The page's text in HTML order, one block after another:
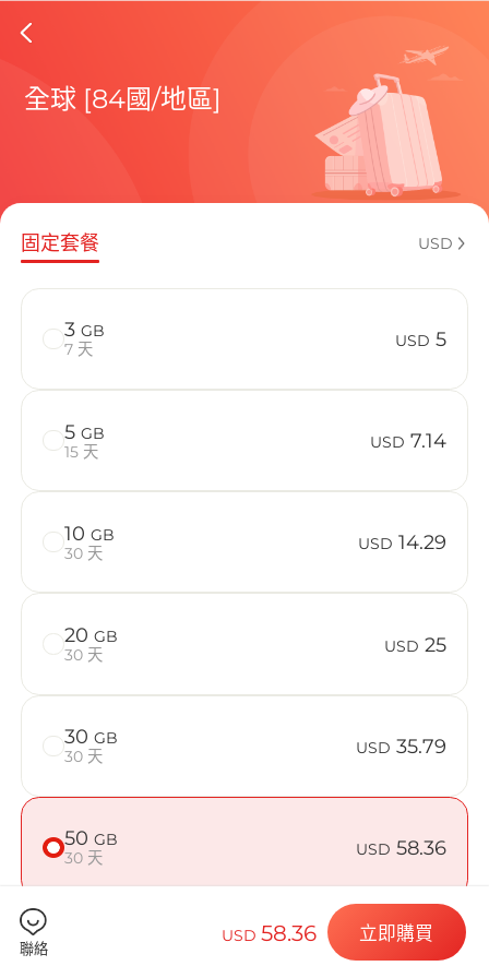
Canada
包含目前
如何享受
在
Billion
選擇您的目的
安裝您的
全球 [84國/地區]
固定套餐 USD
3 GB
7 天
USD 5
5 GB
15 天
USD 7.14
10 GB
30 天
USD 14.29
20 GB
30 天
USD 25
30 GB
30 天
USD 35.79
50 GB
30 天
USD 58.36
聯絡
USD58.36 立即購買